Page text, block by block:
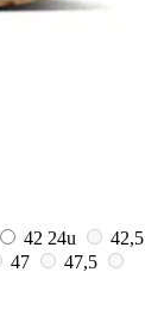
42 24u
42,5
47
47,5